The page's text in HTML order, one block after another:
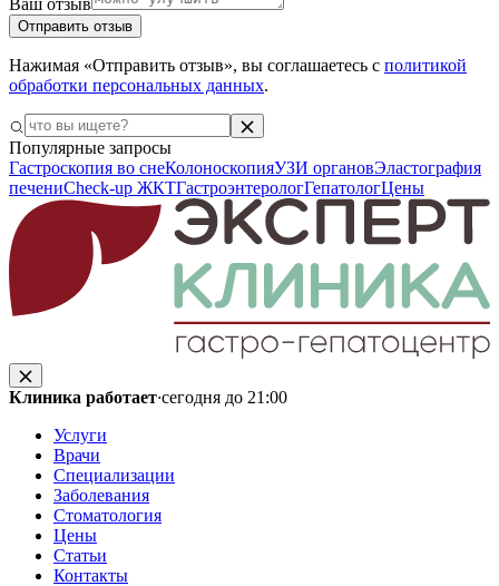
Ваш отзыв
Отправить отзыв
Нажимая «Отправить отзыв», вы соглашаетесь с политикой
обработки персональных данных.
Популярные запросы
Гастроскопия во снеКолоноскопияУЗИ органовЭластография
печениCheck-up ЖКТГастроэнтерологГепатологЦены
Клиника работает·сегодня до 21:00
Услуги
Врачи
Специализации
Заболевания
Стоматология
Цены
Статьи
Контакты